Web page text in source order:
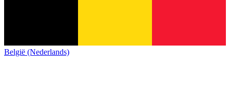
België (Nederlands)